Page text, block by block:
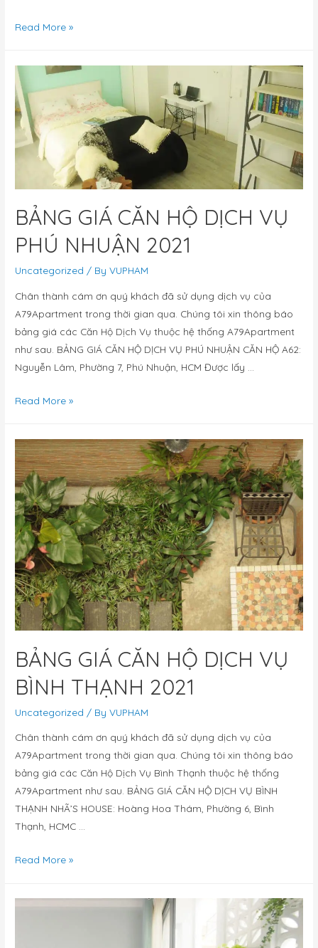
Read More »
BẢNG GIÁ CĂN HỘ DỊCH VỤ
PHÚ NHUẬN 2021
Uncategorized / ByVUPHAM
Chân thành cám ơn quý khách đã sử dụng dịch vụ của
A79Apartment trong thời gian qua. Chúng tôi xin thông báo
bảng giá các Căn Hộ Dịch Vụ thuộc hệ thống A79Apartment
như sau. BẢNG GIÁ CĂN HỘ DỊCH VỤ PHÚ NHUẬN CĂN HỘ A62:
Nguyễn Lâm, Phường 7, Phú Nhuận, HCM Được lấy …
Read More »
BẢNG GIÁ CĂN HỘ DỊCH VỤ
BÌNH THẠNH 2021
Uncategorized / ByVUPHAM
Chân thành cám ơn quý khách đã sử dụng dịch vụ của
A79Apartment trong thời gian qua. Chúng tôi xin thông báo
bảng giá các Căn Hộ Dịch Vụ Bình Thạnh thuộc hệ thống
A79Apartment như sau. BẢNG GIÁ CĂN HỘ DỊCH VỤ BÌNH
THẠNH NHÃ’S HOUSE: Hoàng Hoa Thám, Phường 6, Bình
Thạnh, HCMC …
Read More »